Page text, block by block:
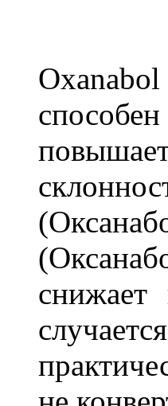
снижает